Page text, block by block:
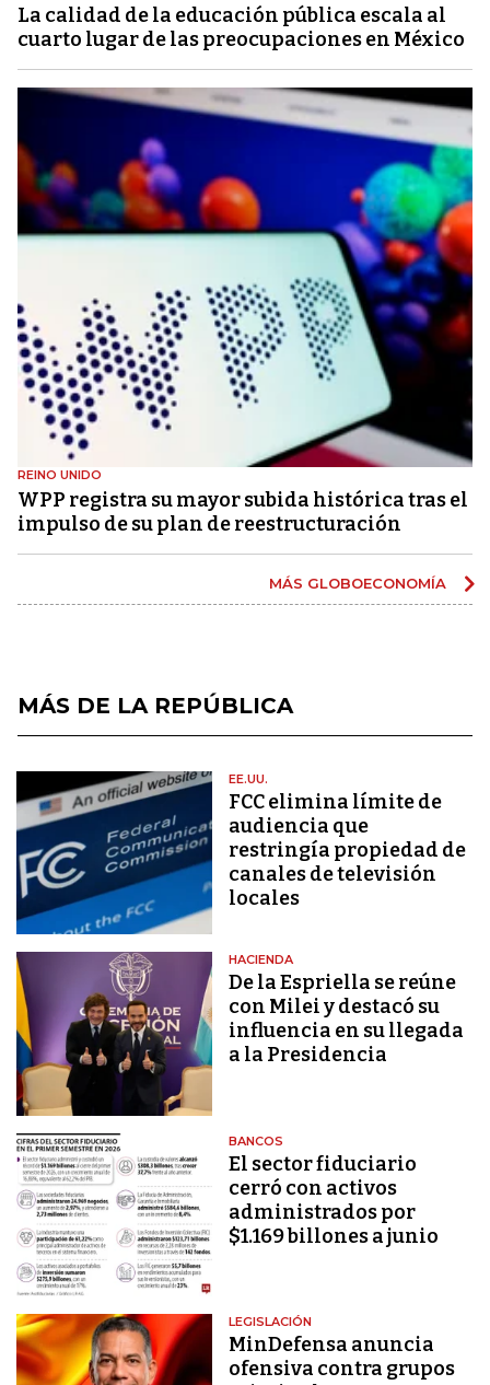
La calidad de la educación pública escala al
cuarto lugar de las preocupaciones en México
REINO UNIDO
WPP registra su mayor subida histórica tras el
impulso de su plan de reestructuración
MÁS GLOBOECONOMÍA
MÁS DE LA REPÚBLICA
EE.UU.
FCC elimina límite de
audiencia que
restringía propiedad de
canales de televisión
locales
HACIENDA
De la Espriella se reúne
con Milei y destacó su
influencia en su llegada
a la Presidencia
BANCOS
El sector fiduciario
cerró con activos
administrados por
$1.169 billones a junio
LEGISLACIÓN
MinDefensa anuncia
ofensiva contra grupos